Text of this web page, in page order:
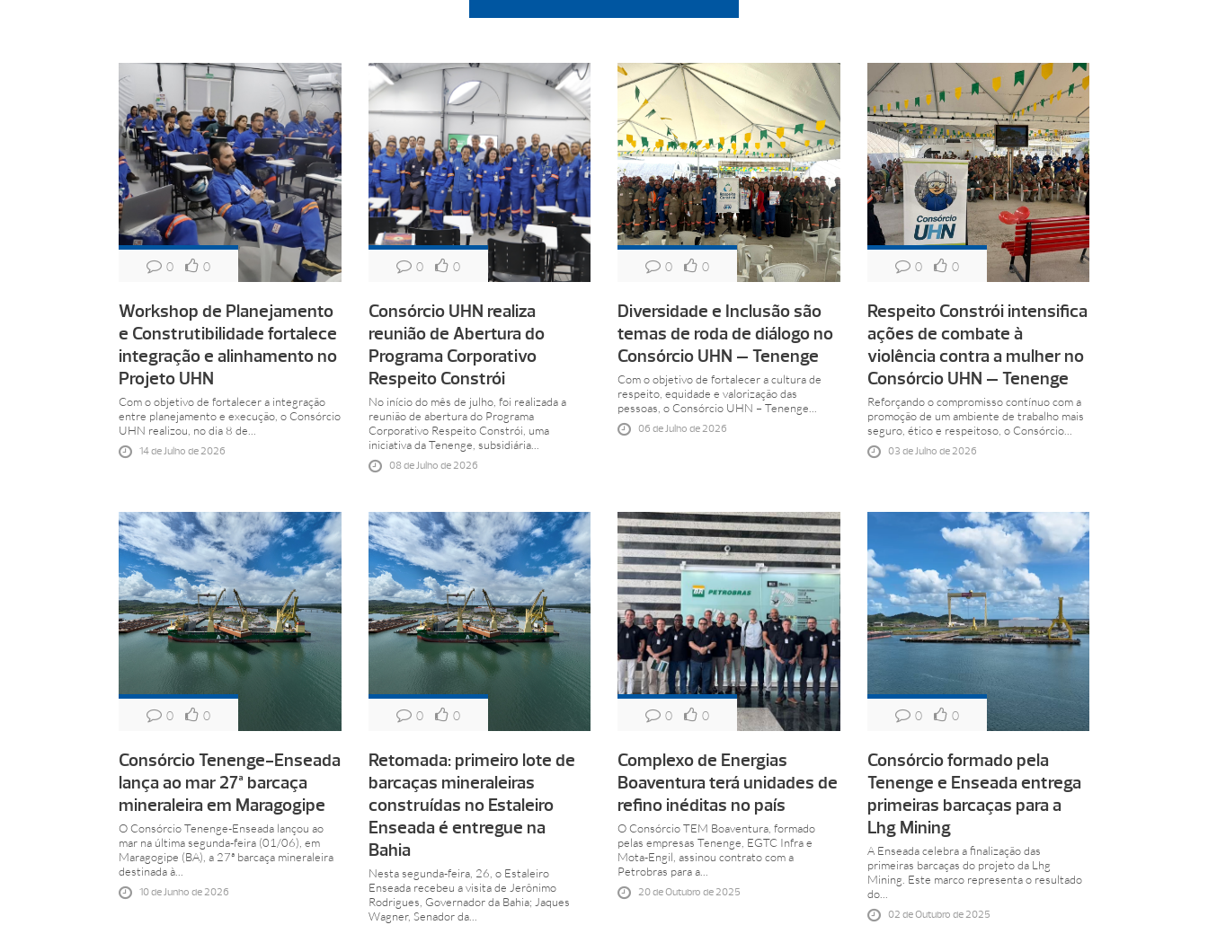
0 0
Workshop de Planejamento
e Construtibilidade fortalece
integração e alinhamento no
Projeto UHN
Com o objetivo de fortalecer a integração
entre planejamento e execução, o Consórcio
UHN realizou, no dia 8 de...
14 de Julho de 2026
0 0
Consórcio UHN realiza
reunião de Abertura do
Programa Corporativo
Respeito Constrói
No início do mês de julho, foi realizada a
reunião de abertura do Programa
Corporativo Respeito Constrói, uma
iniciativa da Tenenge, subsidiária...
08 de Julho de 2026
0 0
Diversidade e Inclusão são
temas de roda de diálogo no
Consórcio UHN – Tenenge
Com o objetivo de fortalecer a cultura de
respeito, equidade e valorização das
pessoas, o Consórcio UHN – Tenenge...
06 de Julho de 2026
0 0
Respeito Constrói intensifica
ações de combate à
violência contra a mulher no
Consórcio UHN – Tenenge
Reforçando o compromisso contínuo com a
promoção de um ambiente de trabalho mais
seguro, ético e respeitoso, o Consórcio...
03 de Julho de 2026
0 0
Consórcio Tenenge-Enseada
lança ao mar 27ª barcaça
mineraleira em Maragogipe
O Consórcio Tenenge-Enseada lançou ao
mar na última segunda-feira (01/06), em
Maragogipe (BA), a 27ª barcaça mineraleira
destinada à...
10 de Junho de 2026
0 0
Retomada: primeiro lote de
barcaças mineraleiras
construídas no Estaleiro
Enseada é entregue na
Bahia
Nesta segunda-feira, 26, o Estaleiro
Enseada recebeu a visita de Jerônimo
Rodrigues, Governador da Bahia; Jaques
Wagner, Senador da...
0 0
Complexo de Energias
Boaventura terá unidades de
refino inéditas no país
O Consórcio TEM Boaventura, formado
pelas empresas Tenenge, EGTC Infra e
Mota-Engil, assinou contrato com a
Petrobras para a...
20 de Outubro de 2025
0 0
Consórcio formado pela
Tenenge e Enseada entrega
primeiras barcaças para a
Lhg Mining
A Enseada celebra a finalização das
primeiras barcaças do projeto da Lhg
Mining. Este marco representa o resultado
do...
02 de Outubro de 2025